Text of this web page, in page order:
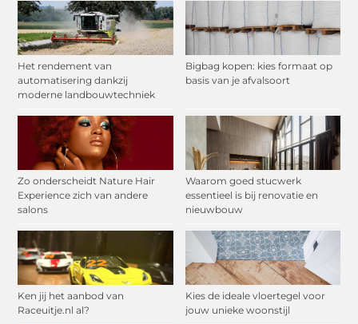
Het rendement van
automatisering dankzij
moderne landbouwtechniek
Bigbag kopen: kies formaat op
basis van je afvalsoort
Zo onderscheidt Nature Hair
Experience zich van andere
salons
Waarom goed stucwerk
essentieel is bij renovatie en
nieuwbouw
Ken jij het aanbod van
Raceuitje.nl al?
Kies de ideale vloertegel voor
jouw unieke woonstijl